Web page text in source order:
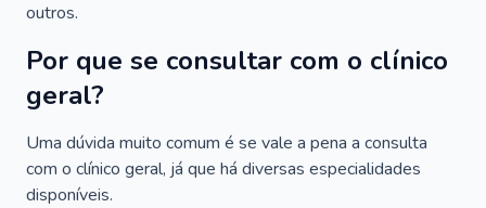
outros.
Por que se consultar com o clínico
geral?
Uma dúvida muito comum é se vale a pena a consulta
com o clínico geral, já que há diversas especialidades
disponíveis.